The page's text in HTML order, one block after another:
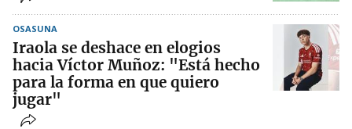
OSASUNA
Iraola se deshace en elogios
hacia Víctor Muñoz: "Está hecho
para la forma en que quiero
jugar"